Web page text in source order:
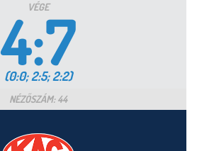
VÉGE
4:7
(0:0; 2:5; 2:2)
NÉZŐSZÁM: 44